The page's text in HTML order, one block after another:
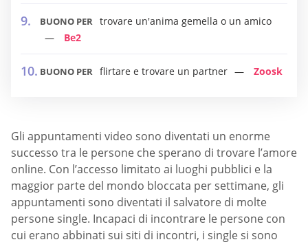
BUONO PER trovare un'anima gemella o un amico
Be2
BUONO PER flirtare e trovare un partner Zoosk
Gli appuntamenti video sono diventati un enorme
successo tra le persone che sperano di trovare l’amore
online. Con l’accesso limitato ai luoghi pubblici e la
maggior parte del mondo bloccata per settimane, gli
appuntamenti sono diventati il ​​salvatore di molte
persone single. Incapaci di incontrare le persone con
cui erano abbinati sui siti di incontri, i single si sono